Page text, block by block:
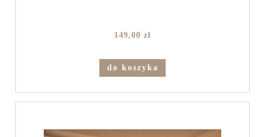
149,00 zł
do koszyka